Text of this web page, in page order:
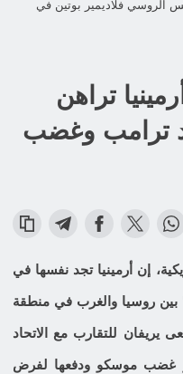
الروسي فلاديمير بوتين في
تراهن
ترامب وغضب
إن أرمينيا تجد نفسها في
بين روسيا والغرب في منطقة
يريفان للتقارب مع الاتحاد
غضب موسكو ودفعها لفرض